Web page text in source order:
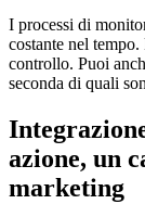
I processi di
costante nel
controllo. Puoi
seconda di quali
azione, un
marketing